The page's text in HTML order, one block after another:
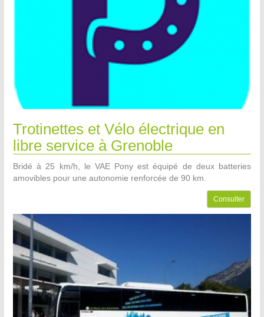
Trotinettes et Vélo électrique en
libre service à Grenoble
Bridé à 25 km/h, le VAE Pony est équipé de deux batteries
amovibles pour une autonomie renforcée de 90 km.
Consulter